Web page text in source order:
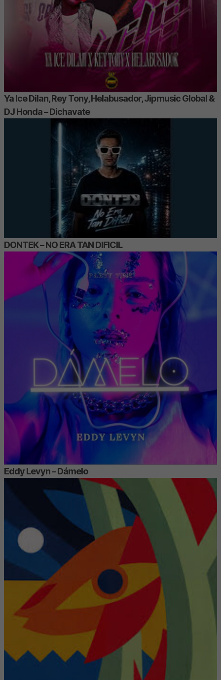
Ya Ice Dilan, Rey Tony, Helabusador, Jipmusic Global &
DJ Honda – Dichavate
DONTEK – NO ERA TAN DIFICIL
Eddy Levyn – Dámelo